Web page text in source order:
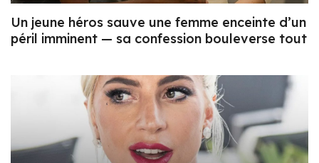
Un jeune héros sauve une femme enceinte d’un
péril imminent — sa confession bouleverse tout